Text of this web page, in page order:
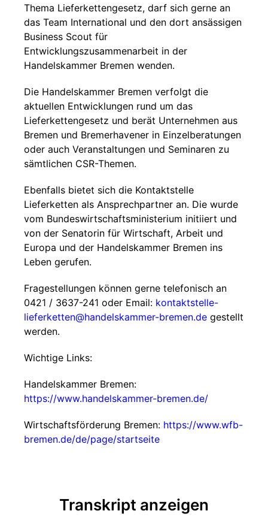
Thema Lieferkettengesetz, darf sich gerne an
das Team International und den dort ansässigen
Business Scout für
Entwicklungszusammenarbeit in der
Handelskammer Bremen wenden.
Die Handelskammer Bremen verfolgt die
aktuellen Entwicklungen rund um das
Lieferkettengesetz und berät Unternehmen aus
Bremen und Bremerhavener in Einzelberatungen
oder auch Veranstaltungen und Seminaren zu
sämtlichen CSR-Themen.
Ebenfalls bietet sich die Kontaktstelle
Lieferketten als Ansprechpartner an. Die wurde
vom Bundeswirtschaftsministerium initiiert und
von der Senatorin für Wirtschaft, Arbeit und
Europa und der Handelskammer Bremen ins
Leben gerufen.
Fragestellungen können gerne telefonisch an
0421 / 3637-241 oder Email: kontaktstelle-
lieferketten@handelskammer-bremen.de gestellt
werden.
Wichtige Links:
Handelskammer Bremen:
https://www.handelskammer-bremen.de/
Wirtschaftsförderung Bremen: https://www.wfb-
bremen.de/de/page/startseite
Transkript anzeigen